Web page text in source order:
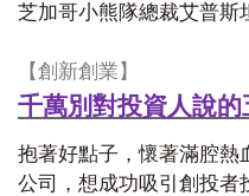
芝加哥小熊隊總裁艾普斯
【創新創業】
千萬別對投資人說
抱著好點子，懷著滿腔熱
公司，想成功吸引創投者